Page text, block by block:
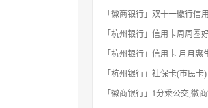
「徽商银行」双十一徽行信
「杭州银行」信用卡周周圈
「杭州银行」信用卡 月月惠生活 消费达
「杭州银行」社保卡(市民卡)
「徽商银行」1分乘公交,徽商银行乘车